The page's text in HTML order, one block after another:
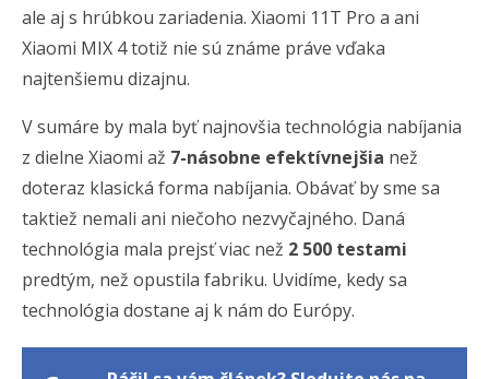
ale aj s hrúbkou zariadenia. Xiaomi 11T Pro a ani
Xiaomi MIX 4 totiž nie sú známe práve vďaka
najtenšiemu dizajnu.
V sumáre by mala byť najnovšia technológia nabíjania
z dielne Xiaomi až 7-násobne efektívnejšia než
doteraz klasická forma nabíjania. Obávať by sme sa
taktiež nemali ani niečoho nezvyčajného. Daná
technológia mala prejsť viac než 2 500 testami
predtým, než opustila fabriku. Uvidíme, kedy sa
technológia dostane aj k nám do Európy.